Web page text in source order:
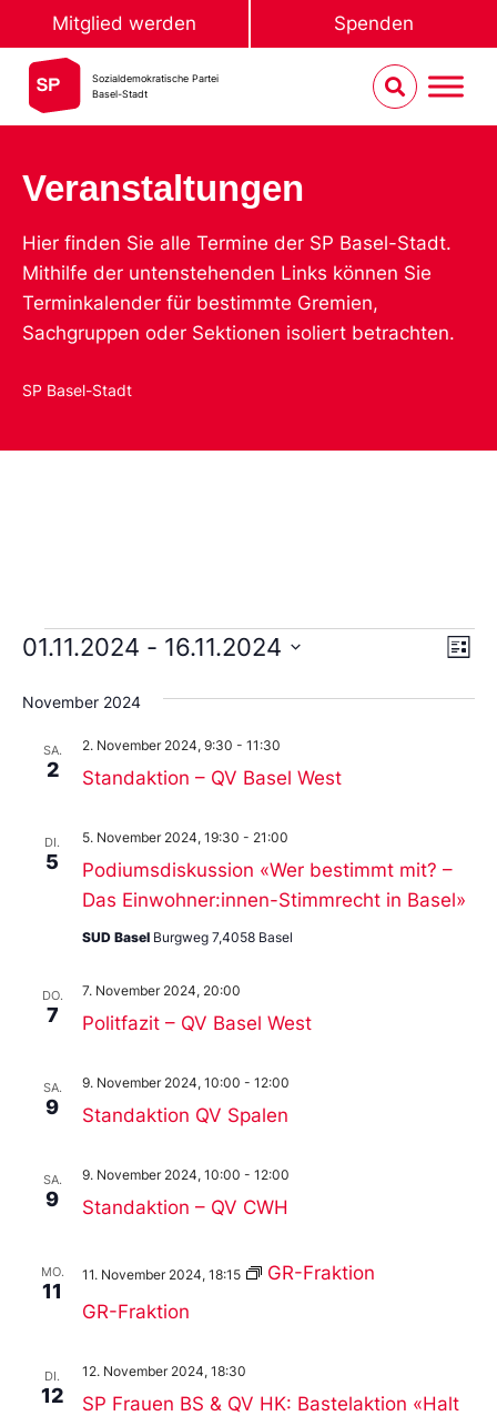
Mitglied werden Spenden
Sozialdemokratische Partei
Basel-Stadt
Veranstaltungen
Hier finden Sie alle Termine der SP Basel-Stadt.
Mithilfe der untenstehenden Links können Sie
Terminkalender für bestimmte Gremien,
Sachgruppen oder Sektionen isoliert betrachten.
SP Basel-Stadt
Liste
01.11.2024 - 16.11.2024
Sie
das
aus.
November 2024
SA.
2 Standaktion – QV Basel West
2. November 2024, 9:30 - 11:30
DI.
5
Podiumsdiskussion «Wer bestimmt mit? –
Das Einwohner:innen-Stimmrecht in Basel»
5. November 2024, 19:30 - 21:00
SUD Basel Burgweg 7,4058 Basel
DO.
7 Politfazit – QV Basel West
7. November 2024, 20:00
SA.
9 Standaktion QV Spalen
9. November 2024, 10:00 - 12:00
SA.
9 Standaktion – QV CWH
9. November 2024, 10:00 - 12:00
MO.
11
GR-Fraktion
11. November 2024, 18:15 GR-Fraktion
DI.
12
SP Frauen BS & QV HK: Bastelaktion «Halt
12. November 2024, 18:30